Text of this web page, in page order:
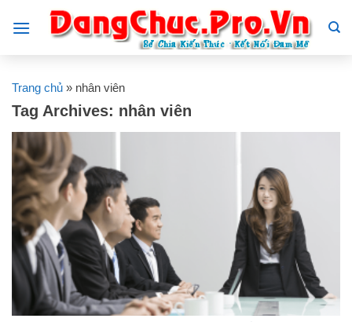
Trang chủ » nhân viên
Tag Archives: nhân viên